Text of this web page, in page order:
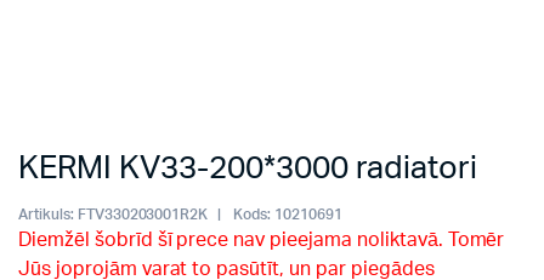
KERMI KV33-200*3000 radiatori
Artikuls: FTV330203001R2K Kods: 10210691
Diemžēl šobrīd šī prece nav pieejama noliktavā. Tomēr
Jūs joprojām varat to pasūtīt, un par piegādes